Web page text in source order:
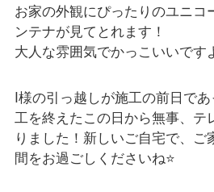
お家の外観にぴったりのユニコ
ンテナが見てとれます！
大人な雰囲気でかっこいいです
I様の引っ越しが施工の前日で
工を終えたこの日から無事、テ
りました！新しいご自宅で、
間をお過ごしくださいね⭐️